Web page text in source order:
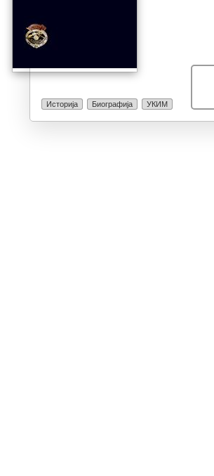
Историја Биографија УКИМ